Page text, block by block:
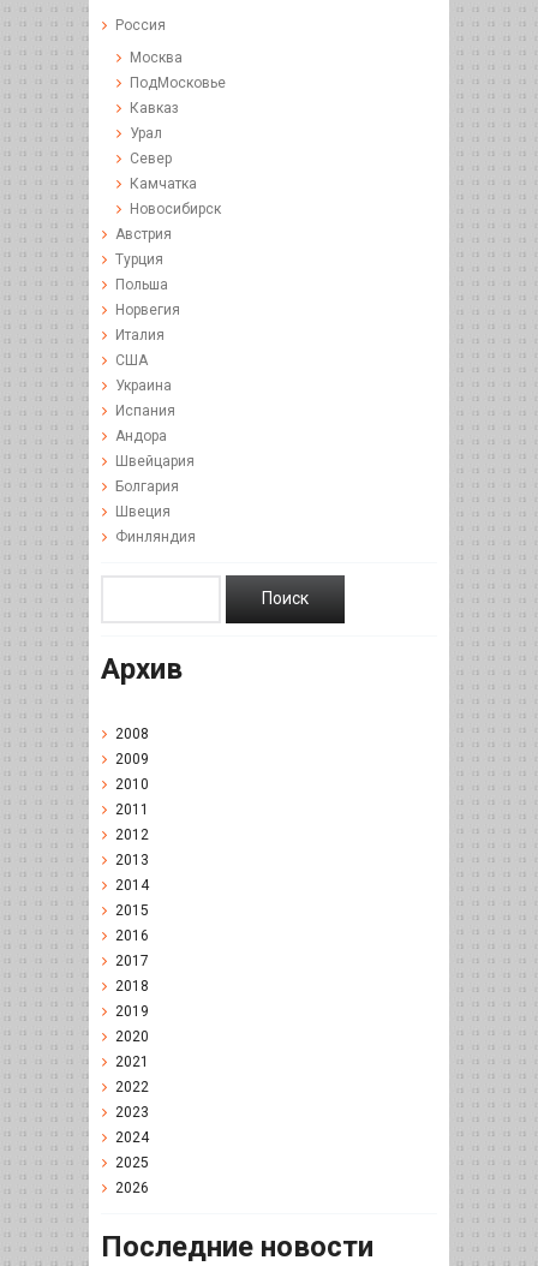
Россия
Москва
ПодМосковье
Кавказ
Урал
Север
Камчатка
Новосибирск
Австрия
Турция
Польша
Норвегия
Италия
США
Украина
Испания
Андора
Швейцария
Болгария
Швеция
Финляндия
Архив
2008
2009
2010
2011
2012
2013
2014
2015
2016
2017
2018
2019
2020
2021
2022
2023
2024
2025
2026
Последние новости